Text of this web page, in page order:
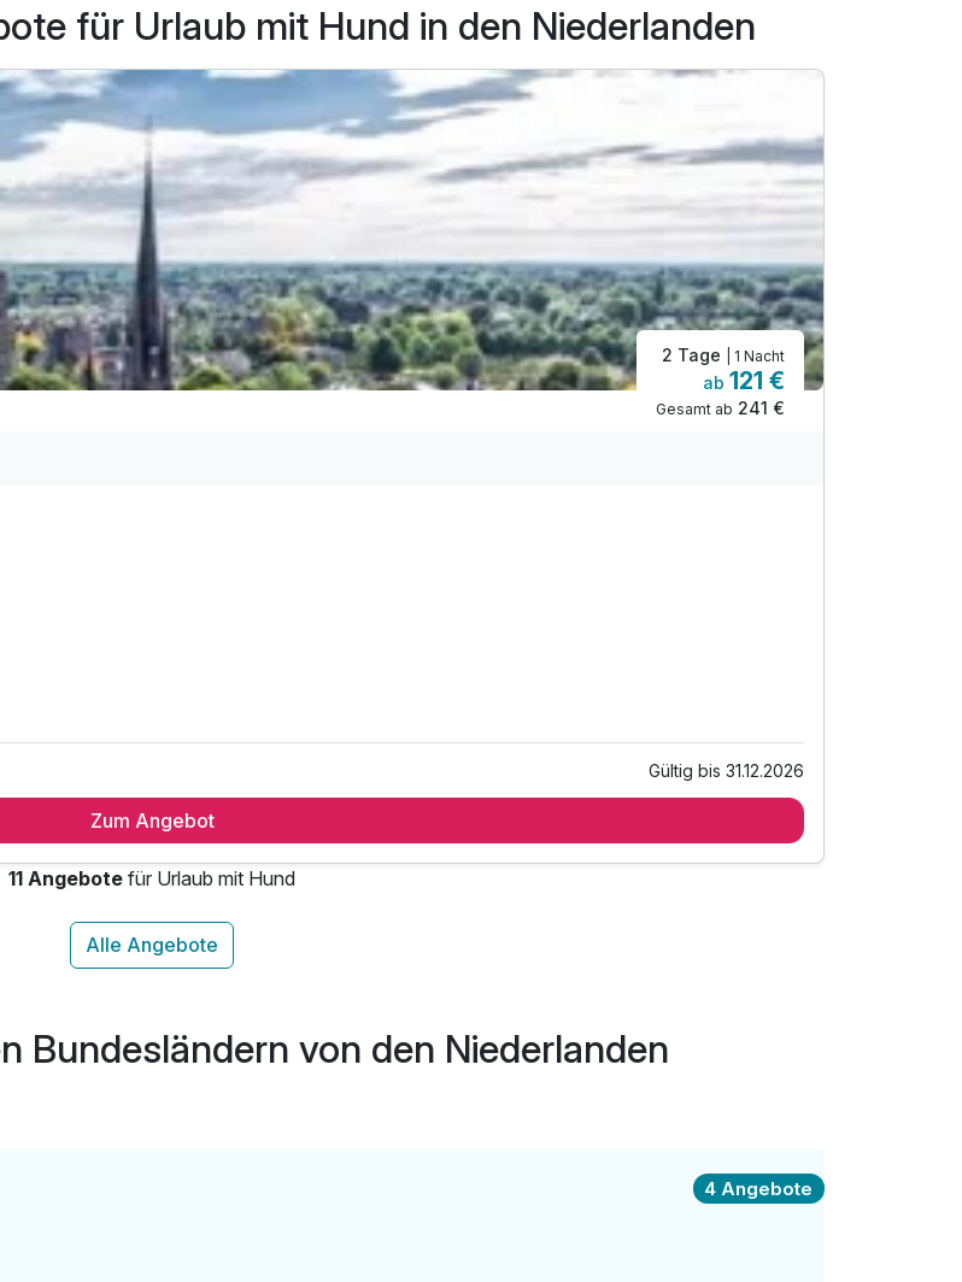
Deinen Hund.
für Urlaub mit Hund in den Niederlanden
2 Tage | 1 Nacht
ab 121 €
Gesamt ab 241 €
Gültig bis 31.12.2026
Zum Angebot
11 Angebote für Urlaub mit Hund
Bundesländern von den Niederlanden
4 Angebote